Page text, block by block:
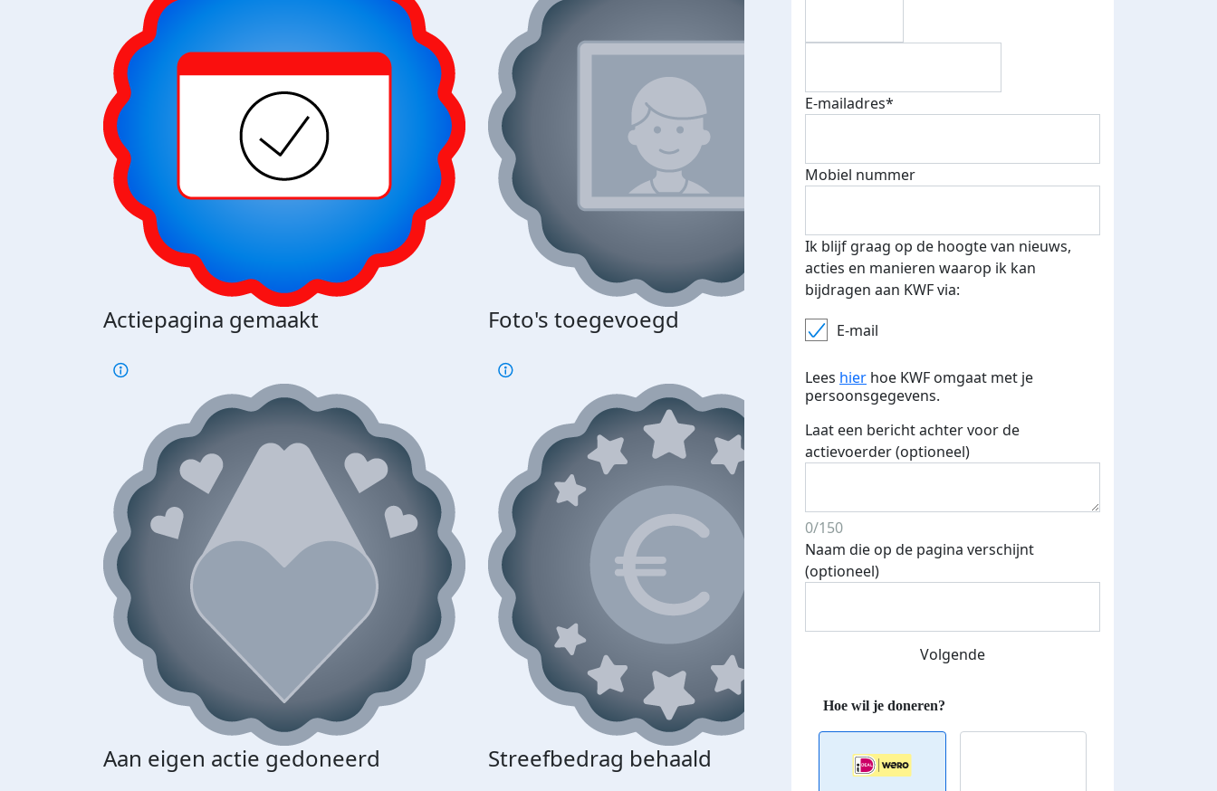
Actiepagina gemaakt Foto's toegevoegd E-mails verstuurd
Aan eigen actie gedoneerd Streefbedrag behaald Streefbedrag verhoogd
€500 euro opgehaald: t-shirt
verdiend
E-mailadres*
Mobiel nummer
Ik blijf graag op de hoogte van nieuws,
acties en manieren waarop ik kan
bijdragen aan KWF via:
E-mail
Lees hier hoe KWF omgaat met je
persoonsgegevens.
Laat een bericht achter voor de
actievoerder (optioneel)
0/150
Naam die op de pagina verschijnt
(optioneel)
Volgende